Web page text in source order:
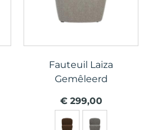
Fauteuil Laiza
Gemêleerd
€ 299,00